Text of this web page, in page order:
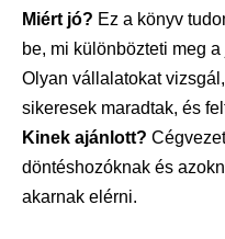
Miért jó? Ez a könyv
be, mi különbözteti meg
Olyan vállalatokat
sikeresek maradtak, és
Kinek ajánlott?
döntéshozóknak és
akarnak elérni.